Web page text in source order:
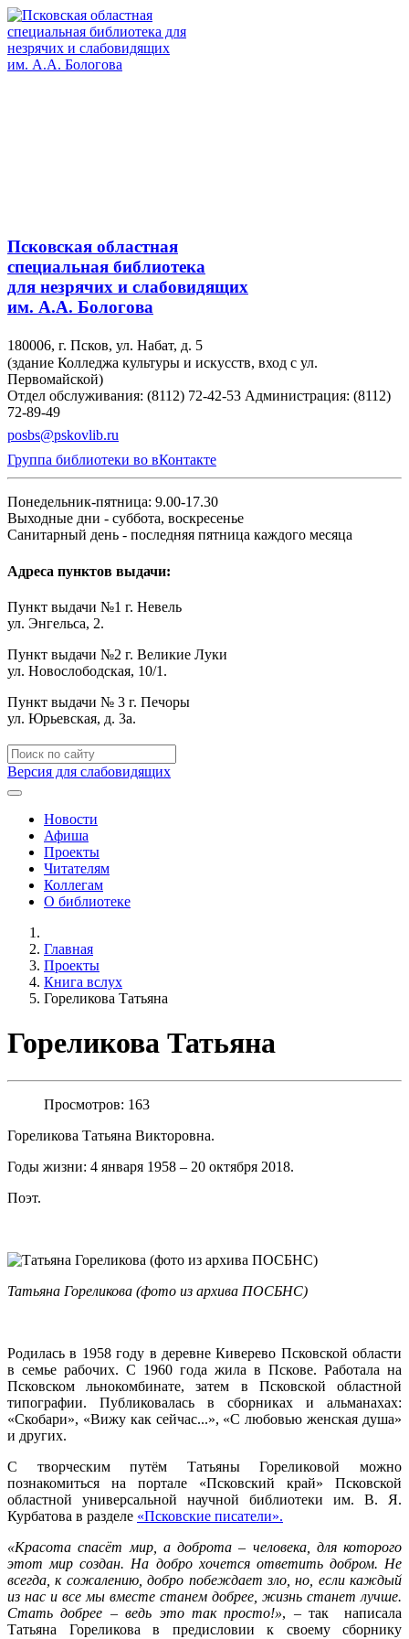
Псковская областная
специальная библиотека
для незрячих и слабовидящих
им. А.А. Бологова
180006, г. Псков, ул. Набат, д. 5
(здание Колледжа культуры и искусств, вход с ул.
Первомайской)
Отдел обслуживания: (8112) 72-42-53 Администрация: (8112)
72-89-49
posbs@pskovlib.ru
Группа библиотеки во вКонтакте
Понедельник-пятница: 9.00-17.30
Выходные дни - суббота, воскресенье
Санитарный день - последняя пятница каждого месяца
Адреса пунктов выдачи:
Пункт выдачи №1 г. Невель
ул. Энгельса, 2.
Пункт выдачи №2 г. Великие Луки
ул. Новослободская, 10/1.
Пункт выдачи № 3 г. Печоры
ул. Юрьевская, д. 3а.
Версия для слабовидящих
Новости
Афиша
Проекты
Читателям
Коллегам
О библиотеке
Главная
Проекты
Книга вслух
Гореликова Татьяна
Гореликова Татьяна
Просмотров: 163
Гореликова Татьяна Викторовна.
Годы жизни: 4 января 1958 – 20 октября 2018.
Поэт.
Татьяна Гореликова (фото из архива ПОСБНС)
Родилась в 1958 году в деревне Киверево Псковской области
в семье рабочих. С 1960 года жила в Пскове. Работала на
Псковском льнокомбинате, затем в Псковской областной
типографии. Публиковалась в сборниках и альманахах:
«Скобари», «Вижу как сейчас...», «С любовью женская душа»
и других.
С творческим путём Татьяны Гореликовой можно
познакомиться на портале «Псковский край» Псковской
областной универсальной научной библиотеки им. В. Я.
Курбатова в разделе «Псковские писатели».
«Красота спасёт мир, а доброта – человека, для которого
этот мир создан. На добро хочется ответить добром. Не
всегда, к сожалению, добро побеждает зло, но, если каждый
из нас и все мы вместе станем добрее, жизнь станет лучше.
Стать добрее – ведь это так просто!», – так написала
Татьяна Гореликова в предисловии к своему сборнику